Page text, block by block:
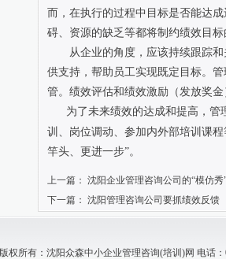
而，在执行的过程中目标是否能达
碍、资源的缺乏等都将制约绩效目
从企业的角度，应该持续跟踪
供支持，帮助员工实现既定目标。
管。绩效评估和绩效激励（发放奖
为了未来绩效的达成和提高，
训、岗位调动、参加内外部培训课
竿头、更进一步”。
上一篇： 沈阳企业管理咨询公司的“模仿秀
下一篇： 沈阳管理咨询公司要抓绩效反馈
版权所有：沈阳众森中小企业管理咨询(培训)网 电话：